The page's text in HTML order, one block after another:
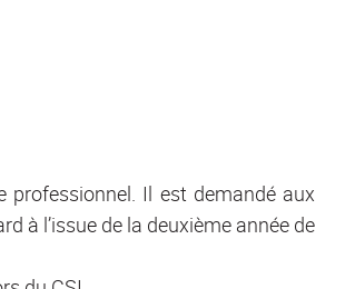
professionnel. Il est demandé aux
à l’issue de la deuxième année de